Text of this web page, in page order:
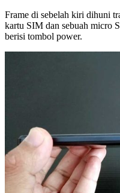
Frame di sebelah kiri dihuni
kartu SIM dan sebuah micro
berisi tombol power.